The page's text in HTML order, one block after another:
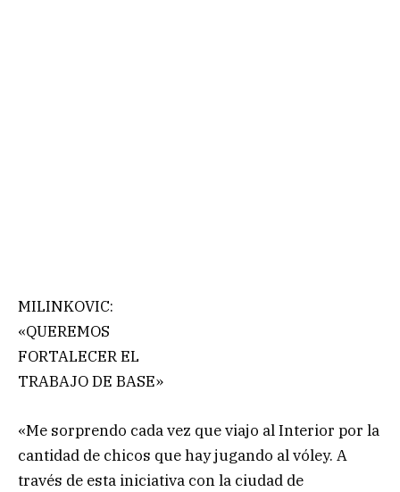
MILINKOVIC:
«QUEREMOS
FORTALECER EL
TRABAJO DE BASE»
«Me sorprendo cada vez que viajo al Interior por la
cantidad de chicos que hay jugando al vóley. A
través de esta iniciativa con la ciudad de